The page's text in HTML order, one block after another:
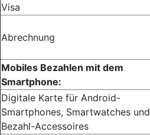
Visa
Abrechnung
Mobiles Bezahlen mit dem
Smartphone:
Digitale Karte für Android-
Smartphones, Smartwatches und
Bezahl-Accessoires